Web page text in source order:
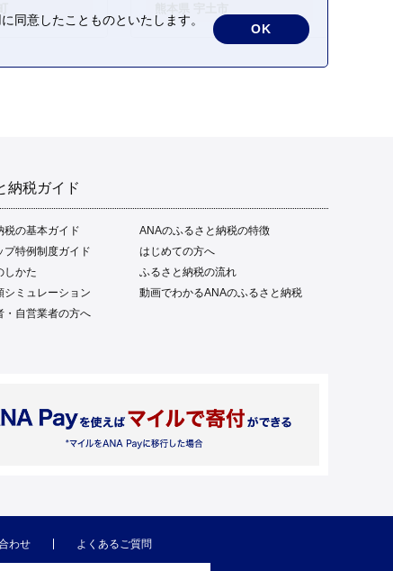
納税ガイド
税の基本ガイド
ANAのふるさと納税の特徴
プ特例制度ガイド
はじめての方へ
しかた
ふるさと納税の流れ
シミュレーション
動画でわかるANAのふるさと納税
・自営業者の方へ
わせ よくあるご質問
同意したことものといたします。
OK